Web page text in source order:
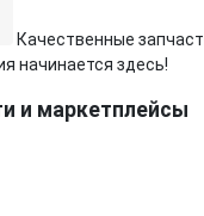
Качественные
начинается здесь!
и маркетплейсы